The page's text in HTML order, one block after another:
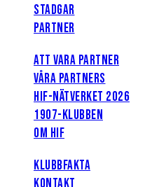
STADGAR
PARTNER
ATT VARA PARTNER
VÅRA PARTNERS
HIF-NÄTVERKET 2026
1907-KLUBBEN
OM HIF
KLUBBFAKTA
KONTAKT